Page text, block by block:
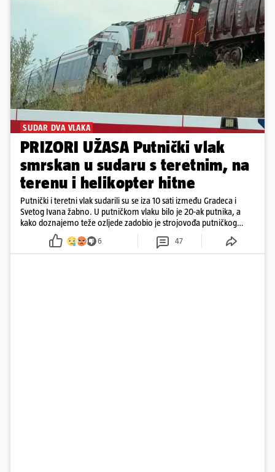
SUDAR DVA VLAKA
PRIZORI UŽASA Putnički vlak
smrskan u sudaru s teretnim, na
terenu i helikopter hitne
Putnički i teretni vlak sudarili su se iza 10 sati između Gradeca i
Svetog Ivana žabno. U putničkom vlaku bilo je 20-ak putnika, a
kako doznajemo teže ozljede zadobio je strojovođa putničkog
vlaka. Zatvoren je promet, a fotoreporteri Prigorskog objavili su
prve snimke s mjesta sudara
6 47